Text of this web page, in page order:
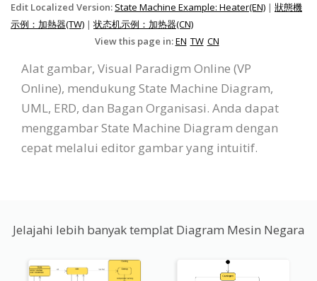
Edit Localized Version: State Machine Example: Heater(EN) | 狀態機
示例：加熱器(TW) | 状态机示例：加热器(CN)
View this page in:EN TW CN
Alat gambar, Visual Paradigm Online (VP
Online), mendukung State Machine Diagram,
UML, ERD, dan Bagan Organisasi. Anda dapat
menggambar State Machine Diagram dengan
cepat melalui editor gambar yang intuitif.
Jelajahi lebih banyak templat Diagram Mesin Negara